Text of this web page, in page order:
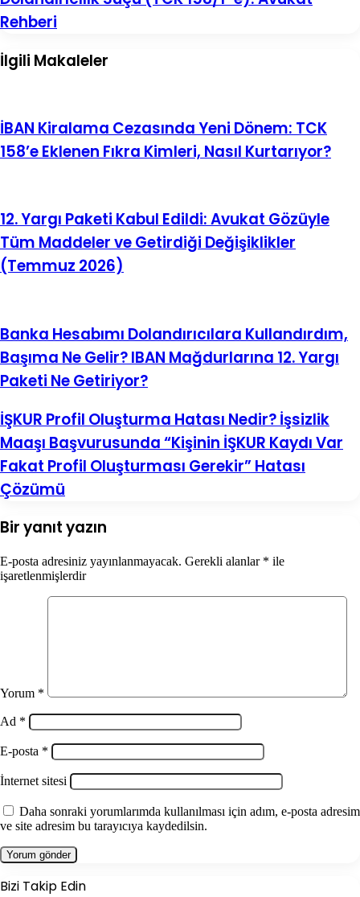
Ana
Sözleşme
Tüm
Belgeler
Kuruluşlarının
Zararına
Suçu
(TCK
Rehberi
Rehberi
İlgili Makaleler
İBAN Kiralama Cezasında Yeni Dönem: TCK
158’e Eklenen Fıkra Kimleri, Nasıl Kurtarıyor?
12. Yargı Paketi Kabul Edildi: Avukat Gözüyle
Tüm Maddeler ve Getirdiği Değişiklikler
(Temmuz 2026)
Banka Hesabımı Dolandırıcılara Kullandırdım,
Başıma Ne Gelir? IBAN Mağdurlarına 12. Yargı
Paketi Ne Getiriyor?
İŞKUR Profil Oluşturma Hatası Nedir? İşsizlik
Maaşı Başvurusunda “Kişinin İŞKUR Kaydı Var
Fakat Profil Oluşturması Gerekir” Hatası
Çözümü
Bir yanıt yazın
E-posta adresiniz yayınlanmayacak. Gerekli alanlar * ile
işaretlenmişlerdir
Yorum *
Ad *
E-posta *
İnternet sitesi
Daha sonraki yorumlarımda kullanılması için adım, e-posta adresim
ve site adresim bu tarayıcıya kaydedilsin.
Bizi Takip Edin